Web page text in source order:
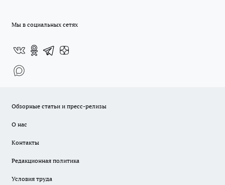
Мы в социальных сетях
Обзорные статьи и пресс-релизы
О нас
Контакты
Редакционная политика
Условия труда